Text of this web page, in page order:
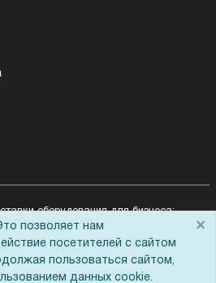
оборудования для бизнеса:
презентационного и оргтехники
применяютсярекомендательные
Yandex SmartCaptcha и
позволяет нам
посетителей с сайтом
пользоваться сайтом,
данных cookie.
×